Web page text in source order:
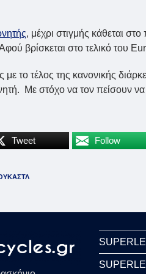
, μέχρι στιγμής κάθεται
βρίσκεται στο τελικό του
το τέλος της κανονικής
Με στόχο να τον πείσουν να
Tweet Follow